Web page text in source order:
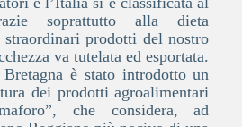
soprattutto alla dieta
straordinari prodotti del nostro
va tutelata ed esportata.
è stato introdotto un
dei prodotti agroalimentari
che considera, ad